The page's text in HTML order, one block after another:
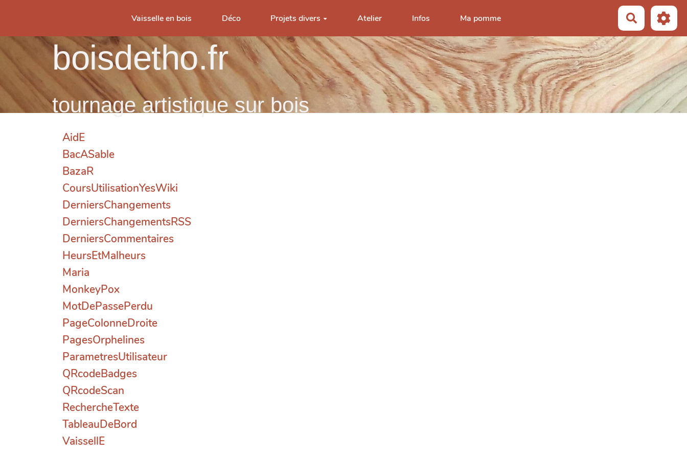
Vaisselle en bois Déco Projets divers Atelier Infos Ma pomme
boisdetho.fr
tournage artistique sur bois
AidE
BacASable
BazaR
CoursUtilisationYesWiki
DerniersChangements
DerniersChangementsRSS
DerniersCommentaires
HeursEtMalheurs
Maria
MonkeyPox
MotDePassePerdu
PageColonneDroite
PagesOrphelines
ParametresUtilisateur
QRcodeBadges
QRcodeScan
RechercheTexte
TableauDeBord
VaissellE